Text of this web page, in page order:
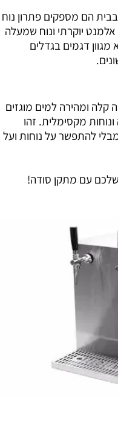
הם מספקים פתרון נוח
יוקרתי ונוח שמעלה
דגמים בגדלים
ומהירה למים מוגזים
מקסימלית. זהו
להתפשר על נוחות ועל
שלכם עם מתקן סודה!